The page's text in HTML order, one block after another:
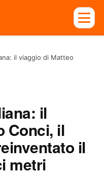
il viaggio di Matteo
il
Conci, il
il
metri